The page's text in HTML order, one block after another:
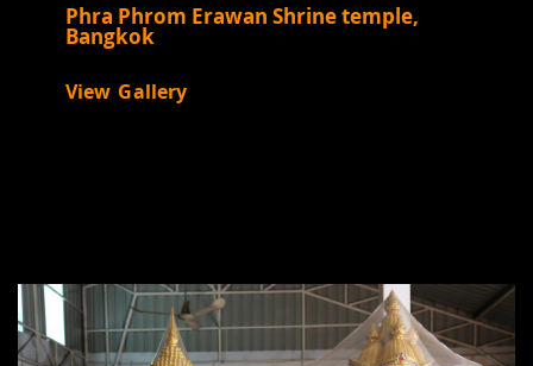
Phra Phrom Erawan Shrine temple,
Bangkok
View Gallery